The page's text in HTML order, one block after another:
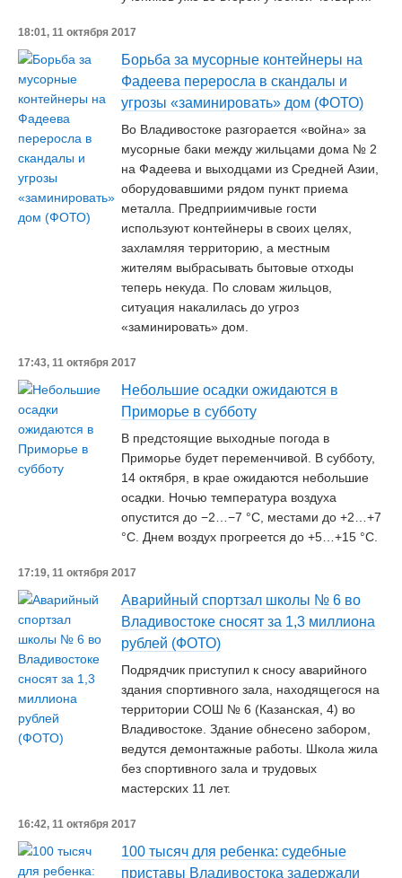
18:01, 11 октября 2017
Борьба за мусорные контейнеры на
Фадеева переросла в скандалы и
угрозы «заминировать» дом (ФОТО)
Во Владивостоке разгорается «война» за
мусорные баки между жильцами дома № 2
на Фадеева и выходцами из Средней Азии,
оборудовавшими рядом пункт приема
металла. Предприимчивые гости
используют контейнеры в своих целях,
захламляя территорию, а местным
жителям выбрасывать бытовые отходы
теперь некуда. По словам жильцов,
ситуация накалилась до угроз
«заминировать» дом.
17:43, 11 октября 2017
Небольшие осадки ожидаются в
Приморье в субботу
В предстоящие выходные погода в
Приморье будет переменчивой. В субботу,
14 октября, в крае ожидаются небольшие
осадки. Ночью температура воздуха
опустится до −2…−7 °C, местами до +2…+7
°C. Днем воздух прогреется до +5…+15 °C.
17:19, 11 октября 2017
Аварийный спортзал школы № 6 во
Владивостоке сносят за 1,3 миллиона
рублей (ФОТО)
Подрядчик приступил к сносу аварийного
здания спортивного зала, находящегося на
территории СОШ № 6 (Казанская, 4) во
Владивостоке. Здание обнесено забором,
ведутся демонтажные работы. Школа жила
без спортивного зала и трудовых
мастерских 11 лет.
16:42, 11 октября 2017
100 тысяч для ребенка: судебные
приставы Владивостока задержали